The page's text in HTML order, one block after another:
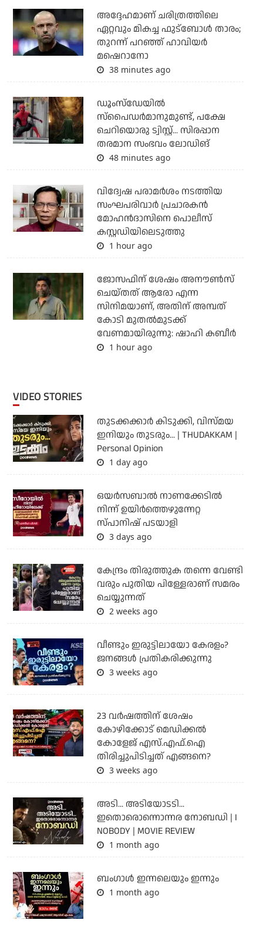
അദ്ദേഹമാണ് ചരിത്രത്തിലെ
ഏറ്റവും മികച്ച ഫുട്‌ബോള്‍ താരം;
തുറന്ന് പറഞ്ഞ് ഹാവിയര്‍
മഷെറാനോ
38 minutes ago
ഡൂംസ്‌ഡേയില്‍
സ്‌പൈഡര്‍മാനുമുണ്ട്, പക്ഷേ
ചെറിയൊരു ട്വിസ്റ്റ്... സിരപ്പാന
തരമാന സംഭവം ലോഡിങ്
48 minutes ago
വിദ്വേഷ പരാമര്‍ശം നടത്തിയ
സംഘപരിവാര്‍ പ്രചാരകന്‍
മോഹന്‍ദാസിനെ പൊലീസ്
കസ്റ്റഡിയിലെടുത്തു
1 hour ago
ജോസഫിന് ശേഷം അനൗണ്‍സ്
ചെയ്തത് ആരോ എന്ന
സിനിമയാണ്, അതിന് അമ്പത്
കോടി മുതല്‍മുടക്ക്
വേണമായിരുന്നു: ഷാഹി കബീര്‍
1 hour ago
VIDEO STORIES
തുടക്കക്കാര്‍ കിടുക്കി, വിസ്മയ
ഇനിയും തുടരും... | THUDAKKAM |
Personal Opinion
1 day ago
ഒയര്‍സബാൽ നാണക്കേടിൽ
നിന്ന് ഉയിർത്തെഴുന്നേറ്റ
സ്പാനിഷ് പടയാളി
3 days ago
കേന്ദ്രം തിരുത്തുക തന്നെ വേണ്ടി
വരും പുതിയ പിള്ളേരാണ് സമരം
ചെയ്യുന്നത്
2 weeks ago
വീണ്ടും ഇരുട്ടിലായോ കേരളം?
ജനങ്ങൾ പ്രതികരിക്കുന്നു
3 weeks ago
23 വർഷത്തിന് ശേഷം
കോഴിക്കോട് മെഡിക്കൽ
കോളേജ് എസ്.എഫ്.ഐ
തിരിച്ചുപിടിച്ചത് എങ്ങനെ?
3 weeks ago
അടി... അടിയോടടി...
ഇതൊരൊന്നൊന്നര നോബഡി | I
NOBODY | MOVIE REVIEW
1 month ago
ബംഗാള്‍ ഇന്നലെയും ഇന്നും
1 month ago